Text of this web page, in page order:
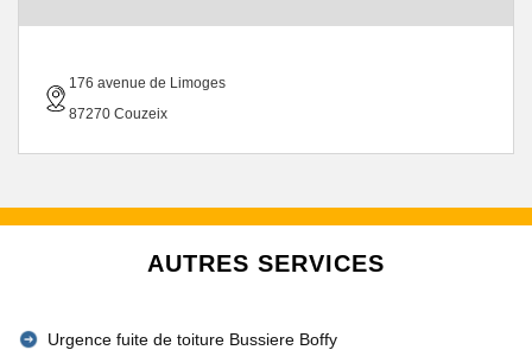
176 avenue de Limoges
87270 Couzeix
AUTRES SERVICES
Urgence fuite de toiture Bussiere Boffy